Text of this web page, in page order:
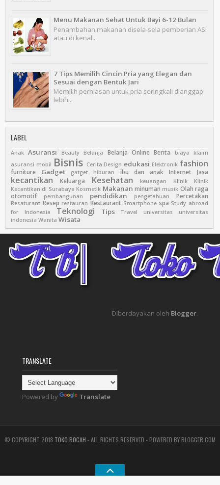
Menu Makanan Sehat Untuk Bayi 6-12 Bulan
Penambahan makanan disela-sela pemberian ASI
atau di kenal...
7 Tips Memilih Cincin Pria yang Elegan dan
Sesuai dengan Bentuk Jari
Memilih perhiasan untuk pria seringkali dianggap
lebih...
LABEL
Anak Asuransi Beauty Belanja Belanja Online Berita
biaya klaim
asuransi mobil Bisnis Cerita Design edukasi Elektronik fashion
furniture Gadget gatget hiburan ibu dan anak Internet Jasa
kecantikan Keluarga Kesehatan keuangan Klinik
Klinik
Kecantikan di Surabaya Kosmetik Makanan minuman musik Olah raga
otomotif
pembangunan pendidikan pengetahuan Percetakan
Resaturant Resep restauran Restaurant Smartphone spa Study abroad
for Indonesia
Teknologi Tips Travel universitas
universitas
indonesia Wanita Wisata
Diberdayakan oleh Blogger.
TRANSLATE
Powered by Translate
© COPYRIGHT 2018 TOKO BOCAH - ALL RIGHTS RESERVED - POWERED BY BLOGGER.COM